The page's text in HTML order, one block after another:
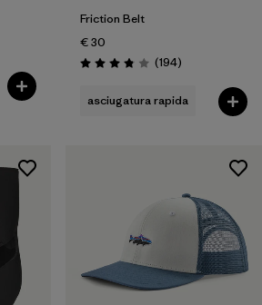
Friction Belt
€ 30
Valutazione: 3.8 / 5
(194Recensioni
)
asciugatura rapida